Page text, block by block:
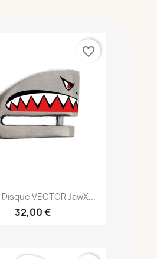
Aperçu rapide
VECTOR JawX...
32,00 €
favorite_border